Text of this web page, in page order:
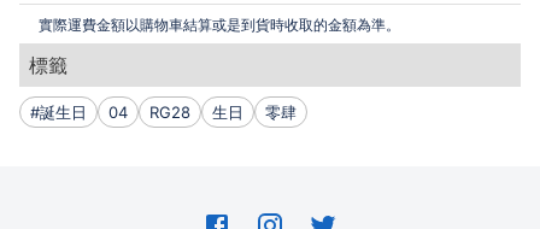
實際運費金額以購物車結算或是到貨時收取的金額為準。
標籤
#誕生日 04 RG28 生日 零肆